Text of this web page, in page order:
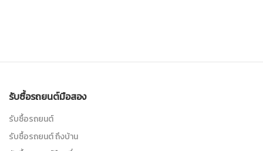
รับซื้อรถยนต์มือสอง
รับซื้อรถยนต์
รับซื้อรถยนต์ ถึงบ้าน